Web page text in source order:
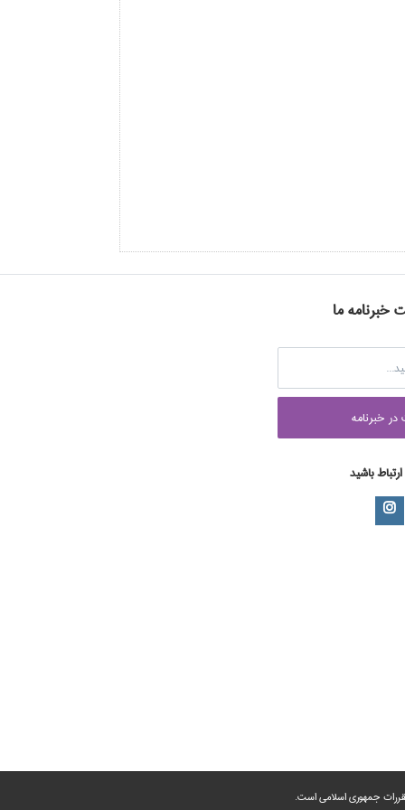
خبرنامه ما
خبرنامه
باشید
جمهوری اسلامی است.